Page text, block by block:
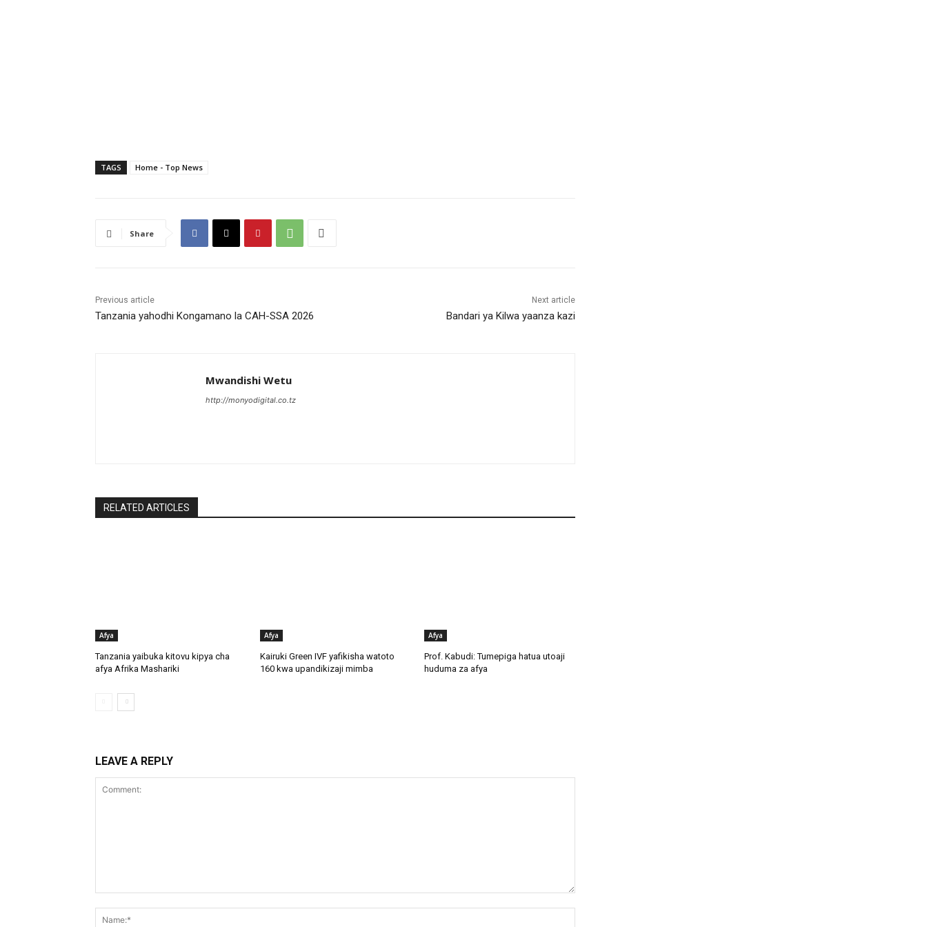
TAGS Home - Top News
Share
Previous article
Tanzania yahodhi Kongamano la CAH-SSA 2026
Next article
Bandari ya Kilwa yaanza kazi
Mwandishi Wetu
http://monyodigital.co.tz
RELATED ARTICLES
Afya
Tanzania yaibuka kitovu kipya cha
afya Afrika Mashariki
Afya
Kairuki Green IVF yafikisha watoto
160 kwa upandikizaji mimba
Afya
Prof. Kabudi: Tumepiga hatua utoaji
huduma za afya
LEAVE A REPLY